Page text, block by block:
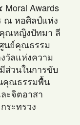
Awards
ณ หอศิลป์แห่ง
ณหญิงปัทมา ลี
นย์คุณธรรม
วัลแห่งความ
ส่วนในการขับ
คุณธรรมพื้น
ะจิตอาสา
ระทรวง